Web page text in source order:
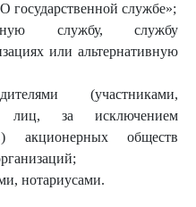
государственной службе»;
службу, службу
или альтернативную
(участниками,
лиц, за исключением
акционерных обществ
нотариусами.